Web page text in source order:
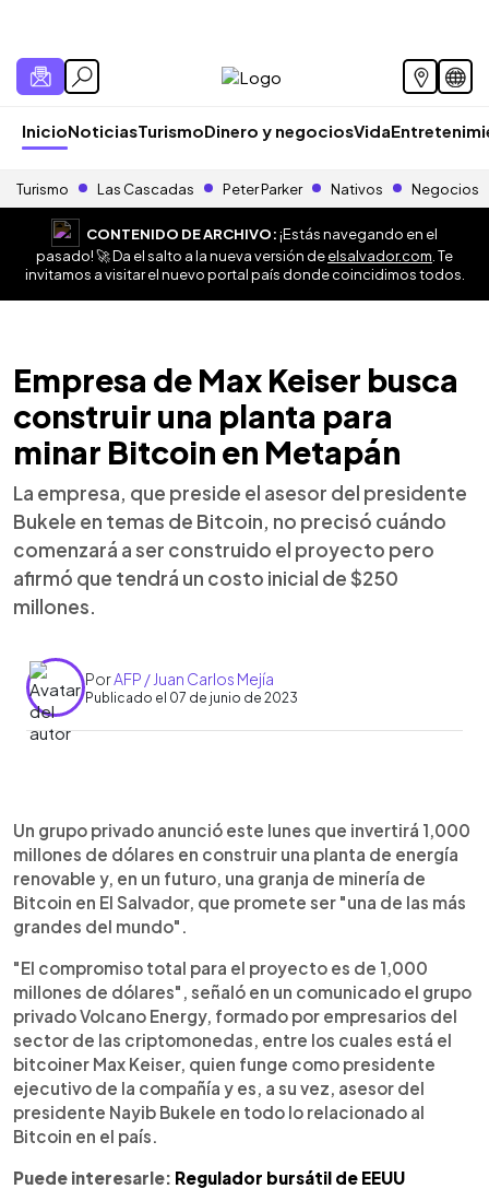
InicioNoticiasTurismoDinero y negociosVida
Turismo Las Cascadas Peter Parker Nativos Negocios
CONTENIDO DE ARCHIVO:¡Estás navegando en el
pasado! 🚀 Da el salto a la nueva versión deelsalvador.com . Te
invitamos a visitar el nuevo portal país donde coincidimos todos.
Empresa de Max Keiser busca
construir una planta para
minar Bitcoin en Metapán
La empresa, que preside el asesor del presidente
Bukele en temas de Bitcoin, no precisó cuándo
comenzará a ser construido el proyecto pero
afirmó que tendrá un costo inicial de $250
millones.
PorAFP / Juan Carlos Mejía
Publicado el 07 de junio de 2023
Escuchar artículo
Un grupo privado anunció este lunes que invertirá 1,000
millones de dólares en construir una planta de energía
renovable y, en un futuro, una granja de minería de
Bitcoin en El Salvador, que promete ser "una de las más
grandes del mundo".
"El compromiso total para el proyecto es de 1,000
millones de dólares", señaló en un comunicado el grupo
privado Volcano Energy, formado por empresarios del
sector de las criptomonedas, entre los cuales está el
bitcoiner Max Keiser, quien funge como presidente
ejecutivo de la compañía y es, a su vez, asesor del
presidente Nayib Bukele en todo lo relacionado al
Bitcoin en el país.
Puede interesarle: Regulador bursátil de EEUU